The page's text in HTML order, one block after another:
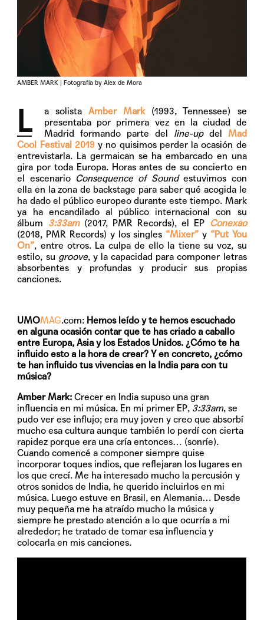
AMBER MARK | Fotografía by Alex de Mora
L a solistaAmber Mark(1993, Tennessee) se
presentaba por primera vez en la ciudad de
Madrid formando parte del line-updel Mad
Cool Festival 2019y no quisimos perder la ocasión de
entrevistarla. La germaican se ha embarcado en una
gira por toda Europa. Horas antes de su concierto en
el escenario Consequence of Soundestuvimos con
ella en la zona de backstage para saber qué acogida le
ha dado el público europeo durante este tiempo. Mark
ya ha encandilado al público internacional con su
álbum 3:33am(2017, PMR Records), el EP Conexão
(2018, PMR Records) y los singles “Mixer” y “Put You
On”, entre otros. La culpa de ello la tiene su voz, su
estilo, su groove, y la capacidad para componer letras
absorbentes y profundas y producir sus propias
canciones.
UMOMAG.com: Hemos leído y te hemos escuchado
en alguna ocasión contar que te has criado a caballo
entre Europa, Asia y los Estados Unidos. ¿Cómo te ha
influido esto a la hora de crear? Y en concreto, ¿cómo
te han influido tus vivencias en la India para con tu
música?
Amber Mark: Crecer en India supuso una gran
influencia en mi música. En mi primer EP, 3:33am, se
pudo ver ese influjo; era muy joven y creo que absorbí
mucho esa cultura aunque también lo perdí con cierta
rapidez porque era una cría entonces… (sonríe).
Cuando comencé a componer siempre quise
incorporar toques indios, que reflejaran los lugares en
los que crecí. Me ha interesado mucho la percusión y
otros sonidos de India, he querido incluirlos en mi
música. Luego estuve en Brasil, en Alemania… Desde
muy pequeña me ha atraído mucho la música y
siempre he prestado atención a lo que ocurría a mi
alrededor; he tratado de tomar esa influencia y
colocarla en mis canciones.